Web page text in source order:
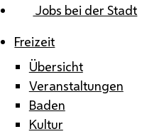
Jobs bei der Stadt
Freizeit
Übersicht
Veranstaltungen
Baden
Kultur